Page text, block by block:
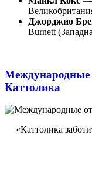
Джорджио
Burnett
Международные
Каттолика
«Каттолика